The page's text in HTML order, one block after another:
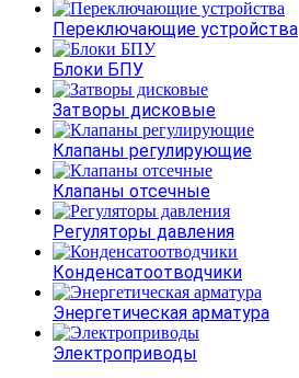
Переключающие устройства
Блоки БПУ
Затворы дисковые
Клапаны регулирующие
Клапаны отсечные
Регуляторы давления
Конденсатоотводчики
Энергетическая арматура
Электроприводы